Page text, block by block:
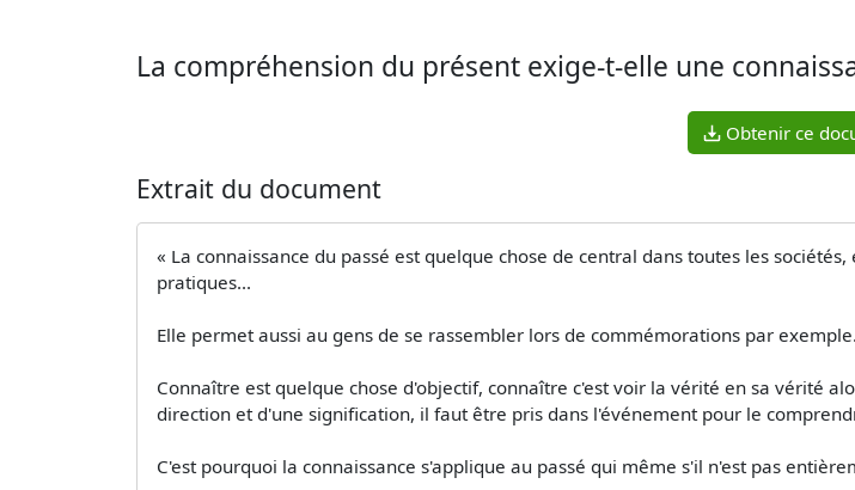
La compréhension du présent exige-t-elle une
Obtenir ce
Extrait du document
« La connaissance du passé est quelque chose de central dans toutes les
pratiques...
Elle permet aussi au gens de se rassembler lors de commémorations par exemple.
Connaître est quelque chose d'objectif, connaître c'est voir la vérité en sa vérité
direction et d'une signification, il faut être pris dans l'événement pour le
C'est pourquoi la connaissance s'applique au passé qui même s'il n'est pas